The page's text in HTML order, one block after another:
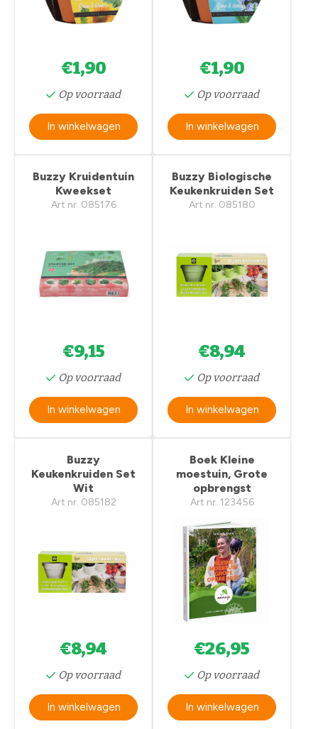
€1,90
Op voorraad
In winkelwagen
€1,90
Op voorraad
In winkelwagen
Buzzy Kruidentuin
Kweekset
Art nr. 085176
€9,15
Op voorraad
In winkelwagen
Buzzy Biologische
Keukenkruiden Set
Art nr. 085180
€8,94
Op voorraad
In winkelwagen
Buzzy
Keukenkruiden Set
Wit
Art nr. 085182
€8,94
Op voorraad
In winkelwagen
Boek Kleine
moestuin, Grote
opbrengst
Art nr. 123456
€26,95
Op voorraad
In winkelwagen